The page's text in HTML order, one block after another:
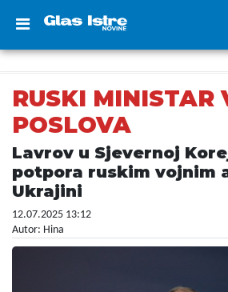
RUSKI MINISTAR
POSLOVA
Lavrov u Sjevernoj
potpora ruskim vojnim
Ukrajini
12.07.2025 13:12
Autor: Hina